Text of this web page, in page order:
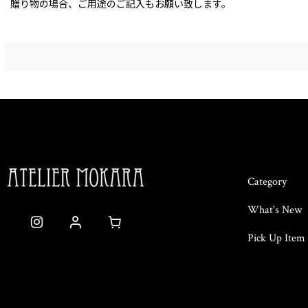
贈り物の場合、ご用途のご記入もお願い致します。
Category
What's New
Pick Up Item